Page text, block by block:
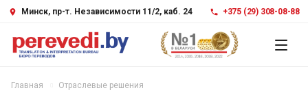
Минск, пр-т. Независимости 11/2, каб. 24 +375 (29) 308-08-88
Главная Отраслевые решения